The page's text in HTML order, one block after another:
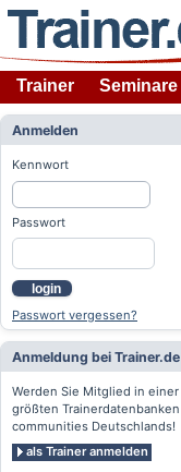
Trainer Seminare
Anmelden
Kennwort
Passwort
login
Passwort vergessen?
Anmeldung bei Trainer.de
Werden Sie Mitglied in
größten
communities Deutschlands!
als Trainer anmelden